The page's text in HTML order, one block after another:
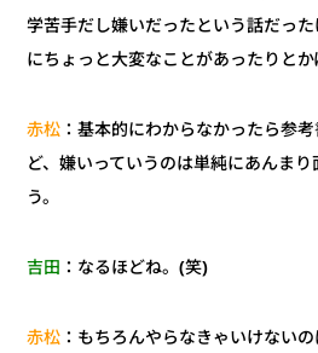
学苦手だし嫌いだったという話だっ
にちょっと大変なことがあったりとか
赤松 ：基本的にわからなかったら参
ど、嫌いっていうのは単純にあんま
う。
吉田 ：なるほどね。(笑)
赤松 ：もちろんやらなきゃいけない